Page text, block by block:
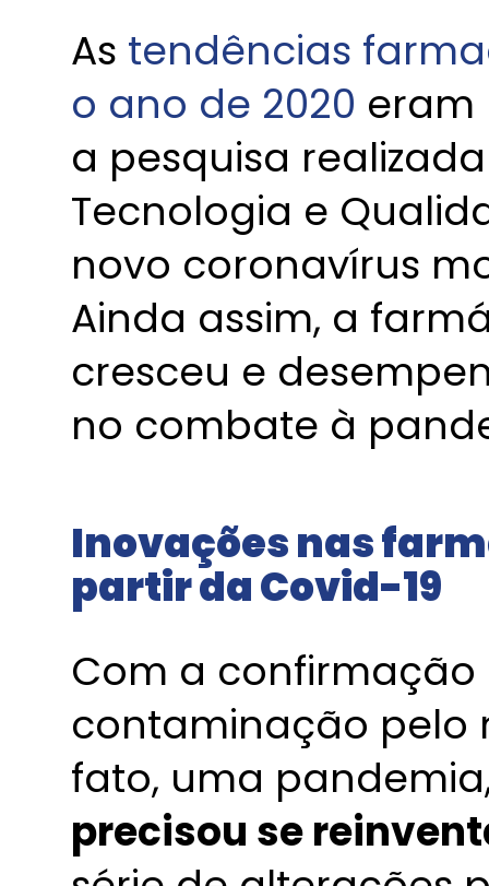
As tendências
o ano de 2020 eram
a pesquisa
Tecnologia e
novo coronavírus
Ainda assim, a
cresceu e
no combate à
Inovações nas
partir da Covid-19
Com a
contaminação pelo
fato, uma
precisou se